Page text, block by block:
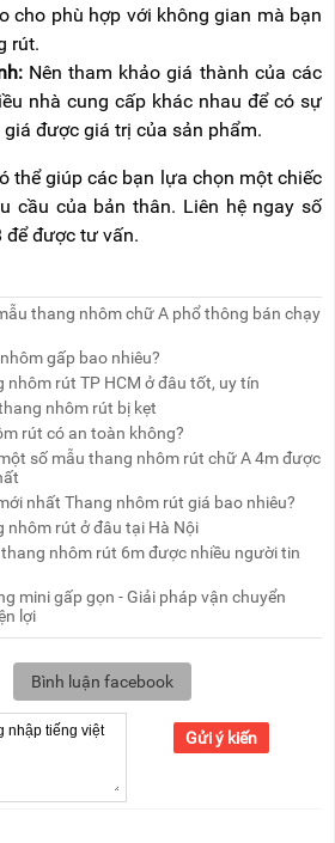
cho phù hợp với không gian mà bạn
rút.
Nên tham khảo giá thành của các
nhà cung cấp khác nhau để có sự
được giá trị của sản phẩm.
thể giúp các bạn lựa chọn một chiếc
cầu của bản thân. Liên hệ ngay số
để được tư vấn.
thang nhôm chữ A phổ thông bán chạy
gấp bao nhiêu?
nhôm rút TP HCM ở đâu tốt, uy tín
nhôm rút bị kẹt
rút có an toàn không?
số mẫu thang nhôm rút chữ A 4m được
nhất Thang nhôm rút giá bao nhiêu?
nhôm rút ở đâu tại Hà Nội
thang nhôm rút 6m được nhiều người tin
mini gấp gọn - Giải pháp vận chuyển
lợi
Bình luận facebook
Gửi ý kiến